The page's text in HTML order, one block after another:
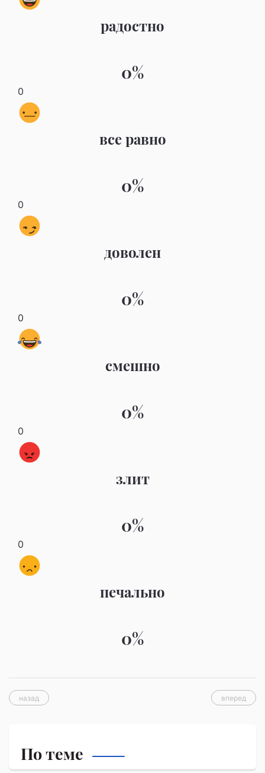
радостно
0%
0
все равно
0%
0
доволен
0%
0
смешно
0%
0
злит
0%
0
печально
0%
назад вперед
По теме